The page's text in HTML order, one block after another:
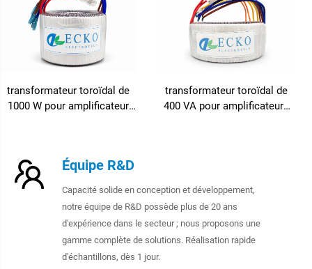
transformateur toroïdal de
1000 W pour amplificateur
transformateur toroïdal de
400 VA pour amplificateurs
Équipe R&D
Capacité solide en conception et développement,
notre équipe de R&D possède plus de 20 ans
d'expérience dans le secteur ; nous proposons une
gamme complète de solutions. Réalisation rapide
d'échantillons, dès 1 jour.